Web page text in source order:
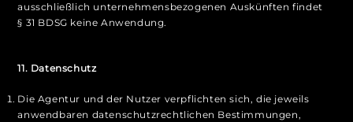
ausschließlich unternehmensbezogenen Auskünften findet
§ 31 BDSG keine Anwendung.
11. Datenschutz
Die Agentur und der Nutzer verpflichten sich, die jeweils
anwendbaren datenschutzrechtlichen Bestimmungen,